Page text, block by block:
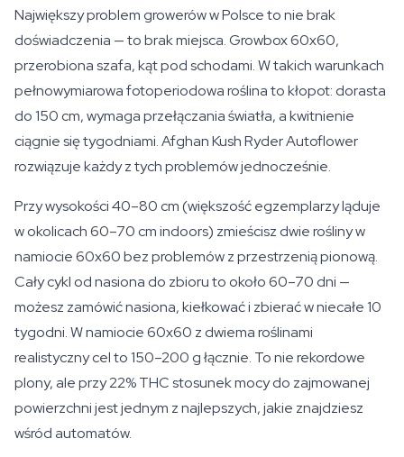
Największy problem growerów w Polsce to nie brak
doświadczenia — to brak miejsca. Growbox 60x60,
przerobiona szafa, kąt pod schodami. W takich warunkach
pełnowymiarowa fotoperiodowa roślina to kłopot: dorasta
do 150 cm, wymaga przełączania światła, a kwitnienie
ciągnie się tygodniami. Afghan Kush Ryder Autoflower
rozwiązuje każdy z tych problemów jednocześnie.
Przy wysokości 40–80 cm (większość egzemplarzy ląduje
w okolicach 60–70 cm indoors) zmieścisz dwie rośliny w
namiocie 60x60 bez problemów z przestrzenią pionową.
Cały cykl od nasiona do zbioru to około 60–70 dni —
możesz zamówić nasiona, kiełkować i zbierać w niecałe 10
tygodni. W namiocie 60x60 z dwiema roślinami
realistyczny cel to 150–200 g łącznie. To nie rekordowe
plony, ale przy 22% THC stosunek mocy do zajmowanej
powierzchni jest jednym z najlepszych, jakie znajdziesz
wśród automatów.